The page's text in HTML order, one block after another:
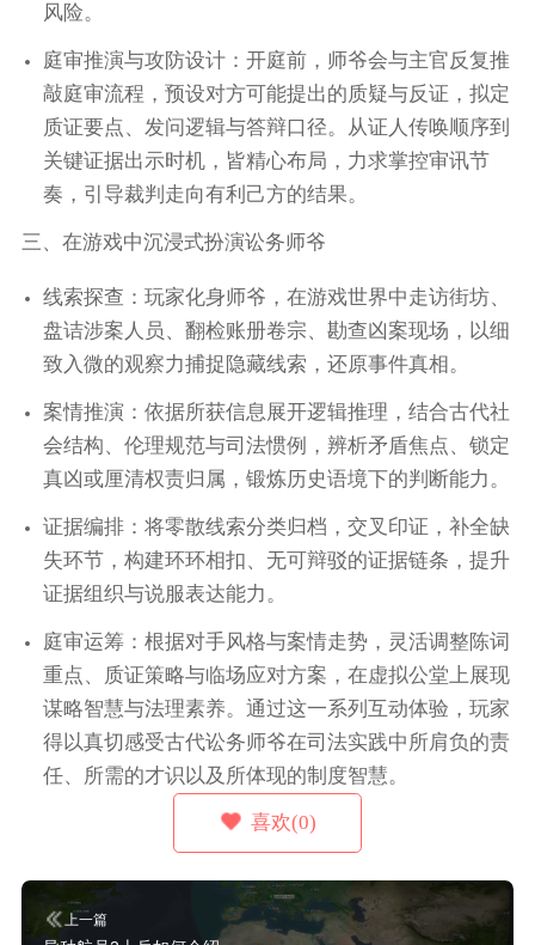
风险。
庭审推演与攻防设计：开庭前，师爷会与主官反复推
敲庭审流程，预设对方可能提出的质疑与反证，拟定
质证要点、发问逻辑与答辩口径。从证人传唤顺序到
关键证据出示时机，皆精心布局，力求掌控审讯节
奏，引导裁判走向有利己方的结果。
三、在游戏中沉浸式扮演讼务师爷
线索探查：玩家化身师爷，在游戏世界中走访街坊、
盘诘涉案人员、翻检账册卷宗、勘查凶案现场，以细
致入微的观察力捕捉隐藏线索，还原事件真相。
案情推演：依据所获信息展开逻辑推理，结合古代社
会结构、伦理规范与司法惯例，辨析矛盾焦点、锁定
真凶或厘清权责归属，锻炼历史语境下的判断能力。
证据编排：将零散线索分类归档，交叉印证，补全缺
失环节，构建环环相扣、无可辩驳的证据链条，提升
证据组织与说服表达能力。
庭审运筹：根据对手风格与案情走势，灵活调整陈词
重点、质证策略与临场应对方案，在虚拟公堂上展现
谋略智慧与法理素养。通过这一系列互动体验，玩家
得以真切感受古代讼务师爷在司法实践中所肩负的责
任、所需的才识以及所体现的制度智慧。
喜欢(0)
上一篇